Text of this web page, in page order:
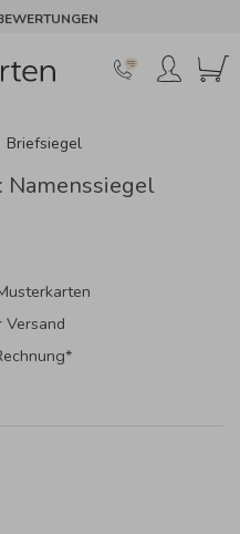
Briefsiegel
Namenssiegel
Versand